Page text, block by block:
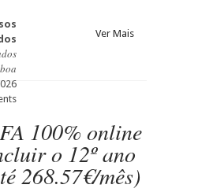
Ver Mais
100% online
o 12º ano
268.57€/mês)